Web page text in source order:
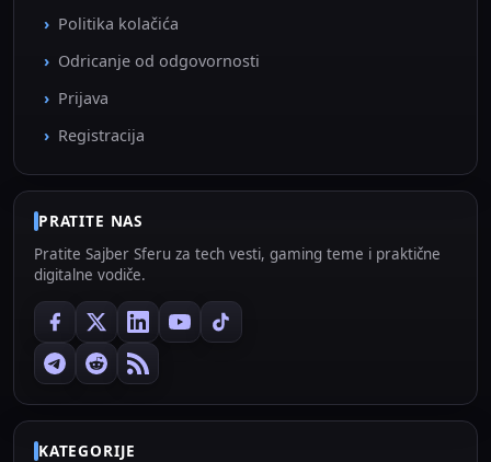
Politika kolačića
Odricanje od odgovornosti
Prijava
Registracija
PRATITE NAS
Pratite Sajber Sferu za tech vesti, gaming teme i praktične
digitalne vodiče.
KATEGORIJE